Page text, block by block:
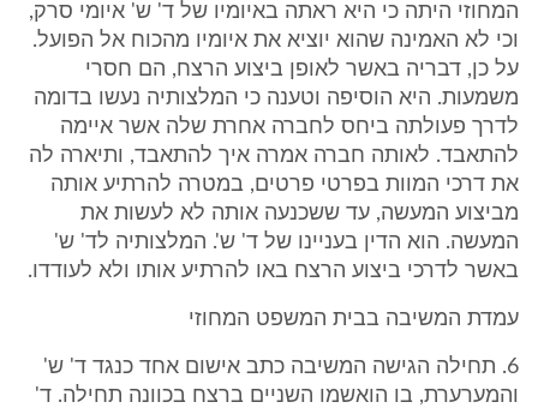
המחוזי היתה כי היא ראתה באיומיו של ד' ש' איומי סרק,
וכי לא האמינה שהוא יוציא את איומיו מהכוח אל הפועל.
על כן, דבריה באשר לאופן ביצוע הרצח, הם חסרי
משמעות. היא הוסיפה וטענה כי המלצותיה נעשו בדומה
לדרך פעולתה ביחס לחברה אחרת שלה אשר איימה
להתאבד. לאותה חברה אמרה איך להתאבד, ותיארה לה
את דרכי המוות בפרטי פרטים, במטרה להרתיע אותה
מביצוע המעשה, עד ששכנעה אותה לא לעשות את
המעשה. הוא הדין בעניינו של ד' ש'. המלצותיה לד' ש'
באשר לדרכי ביצוע הרצח באו להרתיע אותו ולא לעודדו.
עמדת המשיבה בבית המשפט המחוזי
6. תחילה הגישה המשיבה כתב אישום אחד כנגד ד' ש'
והמערערת, בו הואשמו השניים ברצח בכוונה תחילה. ד'